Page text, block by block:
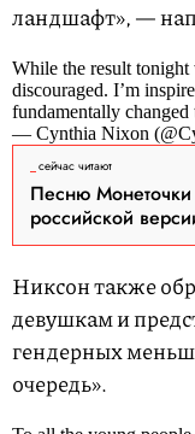
ландшафт», —
While the result tonight
discouraged. I’m
fundamentally changed
— Cynthia Nixon
сейчас читают
Песню
российской
Никсон также
девушкам и
гендерных
очередь».